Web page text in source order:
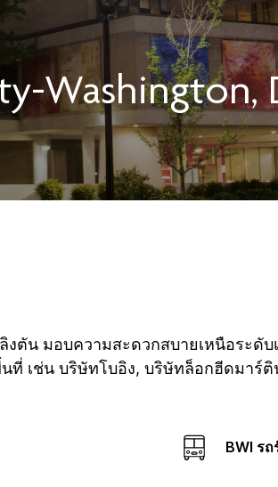
Washington,
ตัน มอบความสะดวกสบายเหนือระดั
ที่ เช่น บริษัทโบอิง, บริษัทล็อกฮีดมาร์
BWI